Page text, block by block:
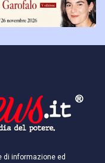
di informazione ed